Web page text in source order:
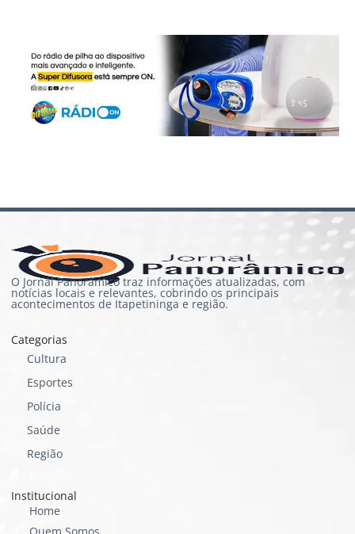
O Jornal Panorâmico traz informações atualizadas, com
notícias locais e relevantes, cobrindo os principais
acontecimentos de Itapetininga e região.
Categorias
Cultura
Esportes
Polícia
Saúde
Região
Institucional
Home